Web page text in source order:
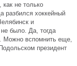
не только
разбился хоккейный
и
было. Да, тогда
Можно вспомнить еще,
президент